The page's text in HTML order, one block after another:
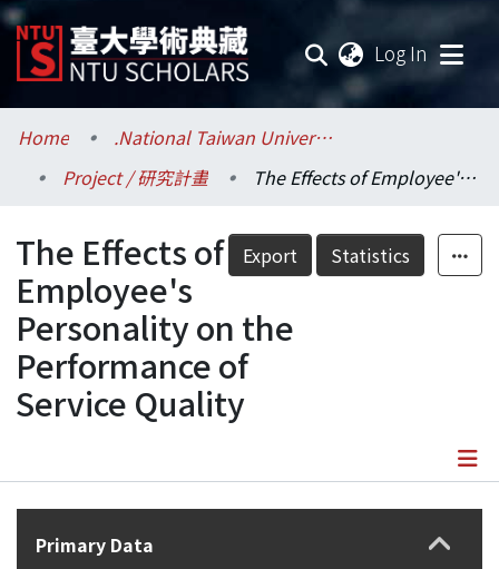
Log In
Communities & Collections
Research Outputs
Fundings & Projects
Researchers
Organizations
Statistics
Home
.National Taiwan University / 國立臺灣大學
Project / 研究計畫
The Effects of Employee's Personality on the Performance of Service Quality
Export Statistics
The Effects of
Employee's
Personality on the
Performance of
Service Quality
Details
Primary Data